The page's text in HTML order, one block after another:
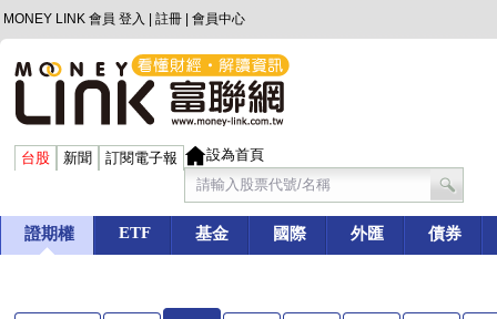
MONEY LINK 會員 登入 註冊 會員中心
台股 新聞 訂閱電子報 設為首頁
證期權 ETF 基金 國際 外匯 債券